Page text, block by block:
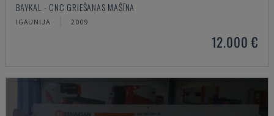
BAYKAL - CNC GRIEŠANAS MAŠĪNA
IGAUNIJA 2009
12.000 €